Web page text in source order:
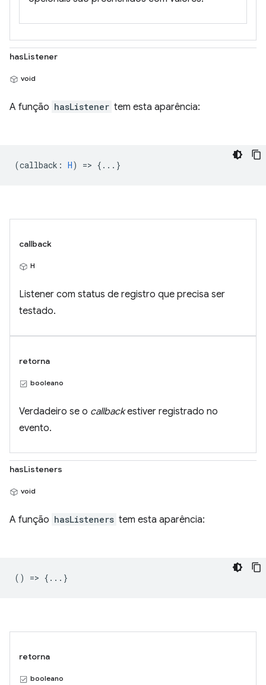
hasListener
void
A função hasListener tem esta aparência:
(callback : H) => {...}
callback
H
Listener com status de registro que precisa ser
testado.
retorna
booleano
Verdadeiro se o callbackestiver registrado no
evento.
hasListeners
void
A função hasListeners tem esta aparência:
() => {...}
retorna
booleano